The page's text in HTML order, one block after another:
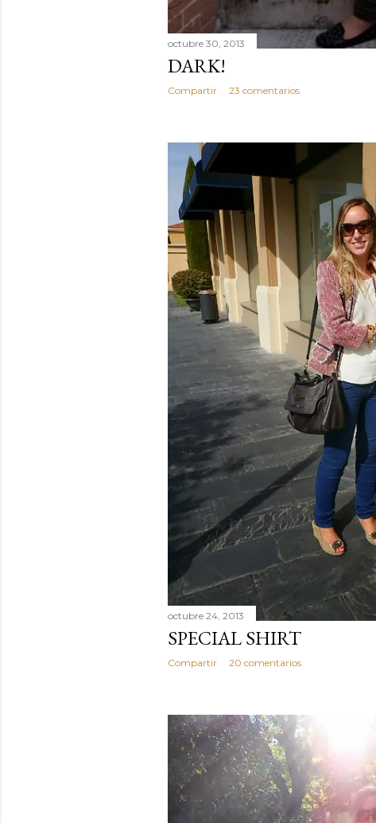
octubre 30, 2013
DARK!
Compartir 23 comentarios
octubre 24, 2013
SPECIAL SHIRT
Compartir 20 comentarios